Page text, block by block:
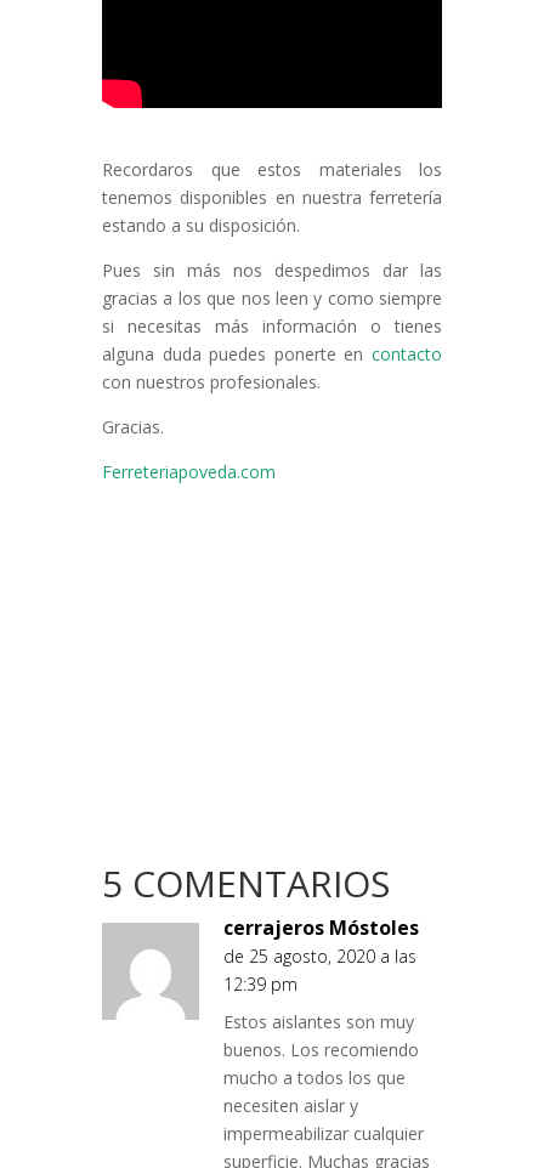
Recordaros que estos materiales los
tenemos disponibles en nuestra ferretería
estando a su disposición.
Pues sin más nos despedimos dar las
gracias a los que nos leen y como siempre
si necesitas más información o tienes
alguna duda puedes ponerte en contacto
con nuestros profesionales.
Gracias.
Ferreteriapoveda.com
5 COMENTARIOS
cerrajeros Móstoles
de 25 agosto, 2020 a las
12:39 pm
Estos aislantes son muy
buenos. Los recomiendo
mucho a todos los que
necesiten aislar y
impermeabilizar cualquier
superficie. Muchas gracias